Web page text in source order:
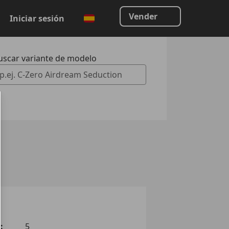
Iniciar sesión Vender
variante de modelo
gefunden. Verwenden Sie die Auf- und Ab-
5